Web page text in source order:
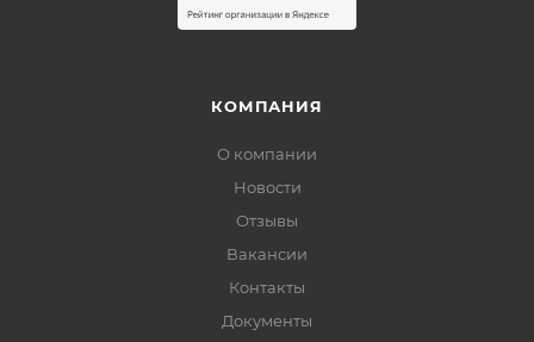
КОМПАНИЯ
О компании
Новости
Отзывы
Вакансии
Контакты
Документы